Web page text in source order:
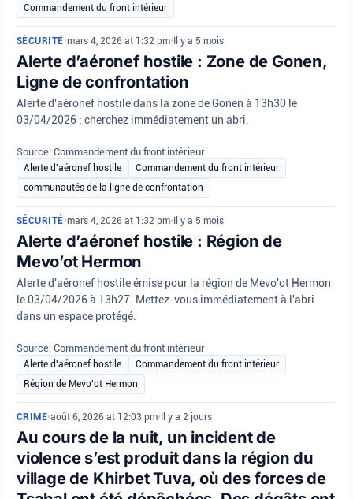
Commandement du front intérieur
SÉCURITÉ•mars 4, 2026 at 1:32 pm• Il y a 5 mois
Alerte d’aéronef hostile : Zone de Gonen,
Ligne de confrontation
Alerte d'aéronef hostile dans la zone de Gonen à 13h30 le
03/04/2026 ; cherchez immédiatement un abri.
Source: Commandement du front intérieur
Alerte d'aéronef hostile
Commandement du front intérieur
communautés de la ligne de confrontation
SÉCURITÉ•mars 4, 2026 at 1:32 pm• Il y a 5 mois
Alerte d’aéronef hostile : Région de
Mevo’ot Hermon
Alerte d'aéronef hostile émise pour la région de Mevo'ot Hermon
le 03/04/2026 à 13h27. Mettez-vous immédiatement à l'abri
dans un espace protégé.
Source: Commandement du front intérieur
Alerte d'aéronef hostile
Commandement du front intérieur
Région de Mevo'ot Hermon
CRIME•août 6, 2026 at 12:03 pm• Il y a 2 jours
Au cours de la nuit, un incident de
violence s’est produit dans la région du
village de Khirbet Tuva, où des forces de